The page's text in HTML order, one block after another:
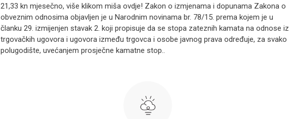
21,33 kn mjesečno, više klikom miša ovdje! Zakon o izmjenama i dopunama Zakona o
obveznim odnosima objavljen je u Narodnim novinama br. 78/15. prema kojem je u
članku 29. izmijenjen stavak 2. koji propisuje da se stopa zateznih kamata na odnose iz
trgovačkih ugovora i ugovora između trgovca i osobe javnog prava određuje, za svako
polugodište, uvećanjem prosječne kamatne stop..